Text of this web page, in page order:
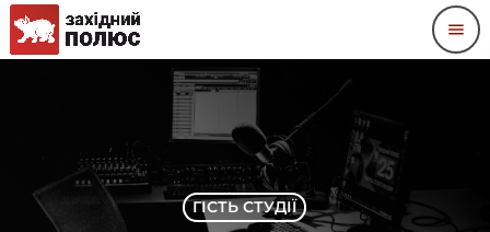
menu
ГІСТЬ СТУДІЇ